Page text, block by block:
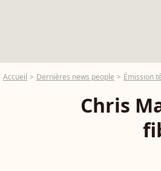
Accueil Dernières news people Émission
Chris